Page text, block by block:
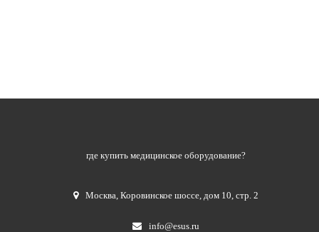
где купить медицинское оборудование?
Москва,Коровинское шоссе, дом 10, стр. 2
info@esus.ru